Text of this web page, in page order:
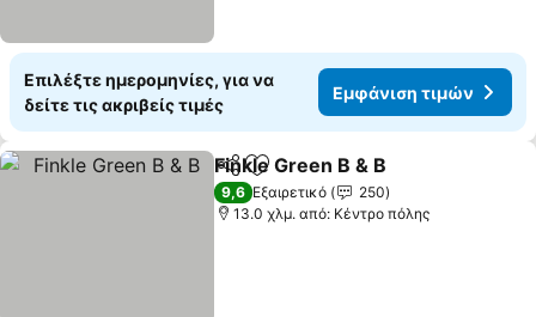
Επιλέξτε ημερομηνίες, για να
δείτε τις ακριβείς τιμές
Εμφάνιση τιμών
Κοινοποίηση
Προσθήκη στα αγαπημένα
Finkle Green B & B
9,6 Εξαιρετικό
250
13.0 χλμ. από: Κέντρο πόλης